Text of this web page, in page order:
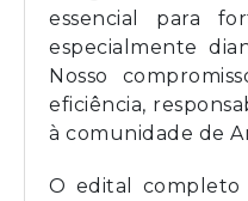
essencial para
especialmente
Nosso
eficiência,
à comunidade de
O edital completo